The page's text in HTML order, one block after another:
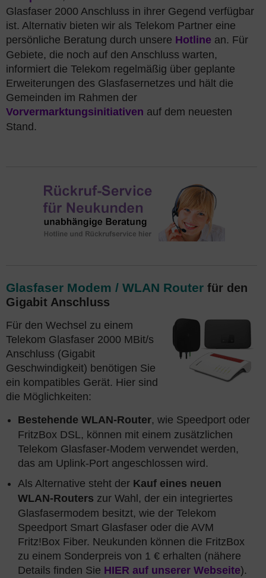
Glasfaser 2000 Anschluss in ihrer Gegend verfügbar
ist. Alternativ bieten wir als Telekom Partner eine
persönliche Beratung durch unsere Hotline an. Für
Gebiete, die noch auf den Anschluss warten,
informiert die Telekom regelmäßig über geplante
Erweiterungen des Glasfasernetzes und hält die
Gemeinden im Rahmen der
Vorvermarktungsinitiativen auf dem neuesten
Stand.
Glasfaser Modem / WLAN Router für den
Gigabit Anschluss
Für den Wechsel zu einem
Telekom Glasfaser 2000 MBit/s
Anschluss (Gigabit
Geschwindigkeit) benötigen Sie
ein kompatibles Gerät. Hier sind
die Möglichkeiten:
Bestehende WLAN-Router, wie Speedport oder
FritzBox DSL, können mit einem zusätzlichen
Telekom Glasfaser-Modem verwendet werden,
das am Uplink-Port angeschlossen wird.
Als Alternative steht der Kauf eines neuen
WLAN-Routers zur Wahl, der ein integriertes
Glasfasermodem besitzt, wie der Telekom
Speedport Smart Glasfaser oder die AVM
Fritz!Box Fiber. Neukunden können die FritzBox
zu einem Sonderpreis von 1 € erhalten (nähere
Details finden Sie HIER auf unserer Webseite).